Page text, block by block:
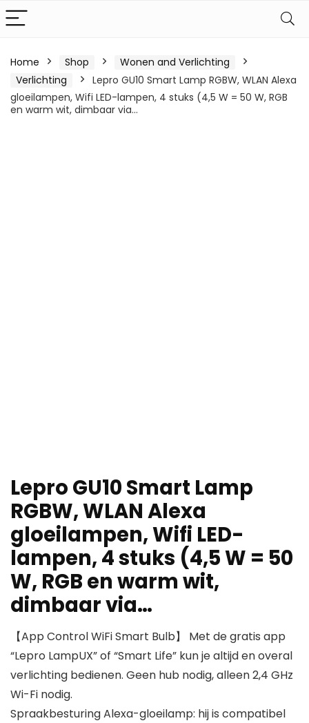
Home Shop
Wonen and Verlichting
Verlichting
Lepro GU10 Smart Lamp RGBW, WLAN Alexa
gloeilampen, Wifi LED-lampen, 4 stuks (4,5 W = 50 W, RGB
en warm wit, dimbaar via…
Lepro GU10 Smart Lamp
RGBW, WLAN Alexa
gloeilampen, Wifi LED-
lampen, 4 stuks (4,5 W = 50
W, RGB en warm wit,
dimbaar via…
【App Control WiFi Smart Bulb】 Met de gratis app
“Lepro LampUX” of “Smart Life” kun je altijd en overal
verlichting bedienen. Geen hub nodig, alleen 2,4 GHz
Wi-Fi nodig.
Spraakbesturing Alexa-gloeilamp: hij is compatibel